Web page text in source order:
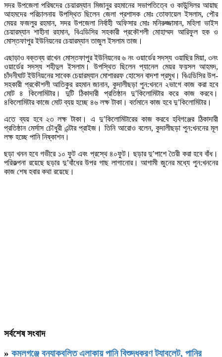
সদর উপজেলা পরিষদের চেয়ারম্যান মিজানুর রহমানের সভাপতিত্বে ও কাউন্সিলর আয়াছ
আহমদের পরিচালনায় উপস্থিত ছিলেন জেলা প্রশাসক মোঃ তোফায়েল ইসলাম, পৌর
মেয়র ফজলুর রহমান, সদর উপজেলা নির্বাহী অফিসার মোঃ মনিরুজ্জামান, মহিলা ভাইস
চেয়ারম্যান শাহীনা রহমান, বিএডিসির সহকারী প্রকৌশলী মোহাম্মদ আরিফুল হক ও
মোস্তফাপুর ইউনিয়নের চেয়ারম্যান তাজুল ইসলাম তাজ।
এছাড়াও বক্তব্য রাখেন মোস্তফাপুর ইউনিয়নের ৬ নং ওয়ার্ডের সদস্য ওয়াছির মিয়া, ৩নং
ওয়ার্ডের সদস্য শহীদুল ইসলাম। উপস্থিত ছিলেন প্যানেল মেয়র ফয়সল আহমদ,
চাঁদনীঘাট ইউনিয়নের সাবেক চেয়ারম্যান মোশাররফ হোসেন বাদশা প্রমুখ। বিএডিসির উপ-
সহকারী প্রকৌশলী আতিকুর রহমান জানান, কুদালীছড়া পুন:খননে ২ভাগে কাজ করা হবে
মোট ৪ কিলোমিটার। দুটি ঠিকাদারী প্রতিষ্ঠান দু’কিলোমিটার করে কাজ করবে।
৪কিলোমিটার কাজে মোট ব্যয় হচ্ছে ৪৬ লক্ষ টাকা। বর্তমানে কাজ হবে দু’কিলোমিটার।
এতে ব্যয় হবে ২৩ লক্ষ টাকা। এ দু’কিলোমিটারের কাজ করবে হবিগঞ্জের ঠিকাদারী
প্রতিষ্ঠান মের্সাস চৌধুরী এন্টার প্রাইজ। তিনি আরোও বলেন, কুদালীছড়া পুন:খননের মূল
লক্ষ হচ্ছে পানি নিষ্কাশন।
ছড়া খনন হবে গভীরে ১০ ফুট এবং প্রস্থে ৪০ফুট। ছড়ার দু’পাশে তৈরী করা হবে বাঁধ।
পরিকল্পনা রয়েছে ছড়ার দু’বাঁধের উপর গাছ লাগানোর। আগামী জুনের মধ্যে পুন:খননের
কাজ শেষ হবার কথা রয়েছে।
সর্বশেষ সংবাদ
» কমলগঞ্জে বন্যাকবলিত এলাকায় পানি বিশুদ্ধকরণ ট্যাবলেট, পানির